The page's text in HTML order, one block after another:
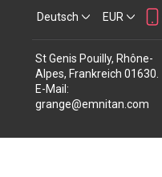
Deutsch EUR
St Genis Pouilly, Rhône-
Alpes, Frankreich 01630
E-Mail :
grange@emnitan.com